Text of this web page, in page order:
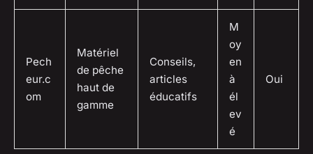
Pech
eur.c
om
Matériel
de pêche
haut de
gamme
Conseils,
articles
éducatifs
M
oy
en
à
él
ev
é
Oui